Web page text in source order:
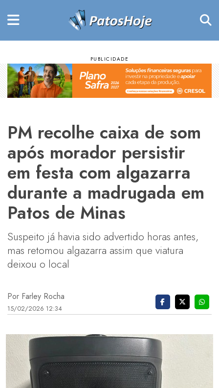
PM recolhe caixa de som
após morador persistir
em festa com algazarra
durante a madrugada em
Patos de Minas
Suspeito já havia sido advertido horas antes,
mas retomou algazarra assim que viatura
deixou o local
Por Farley Rocha
15/02/2026 12:34